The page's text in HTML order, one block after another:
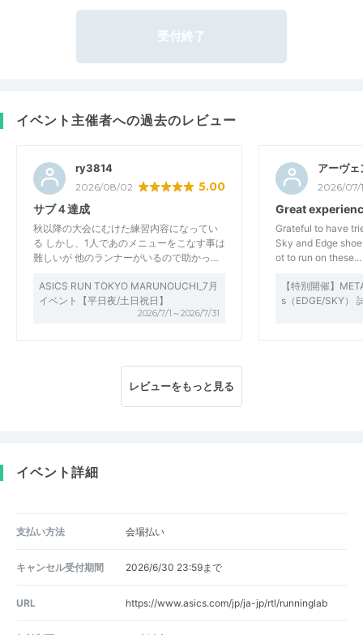
受付終了
イベント主催者への過去のレビュー
ry3814
2026/08/02 5.00
サブ４達成
秋以降の大会にむけた練習内容になってい
る しかし、1人であのメニューをこなす事は
難しいが 他のランナーがいるので助かっ…
ASICS RUN TOKYO MARUNOUCHI_7月
イベント【平日夜/土日祝日】
2026/7/1～2026/7/31
アーヴェ
2026/07/
Great
Grateful to have
Sky and Edge
ot to run on these...
【特別開催】
s（EDGE/SKY）
レビューをもっと見る
イベント詳細
支払い方法 会場払い
キャンセル受付期間 2026/6/30 23:59まで
URL https://www.asics.com/jp/ja-jp/rtl/runninglab